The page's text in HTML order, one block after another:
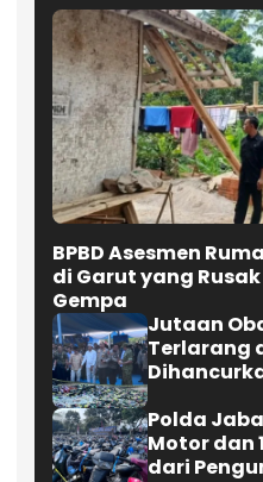
BPBD Asesmen
di Garut yang
Gempa
Jutaan
Terlarang
Tersangka
Polda
Motor dan
dari